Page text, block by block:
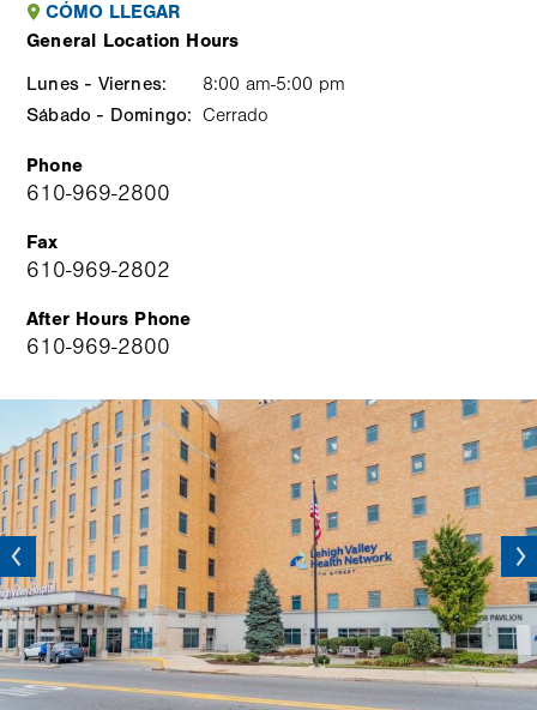
CÓMO LLEGAR
General Location Hours
Weekday
Time
slot
Comment
Lunes - Viernes:
8:00 am-5:00 pm
Sábado - Domingo: Cerrado
Phone
610-969-2800
Fax
610-969-2802
After Hours Phone
610-969-2800
Next